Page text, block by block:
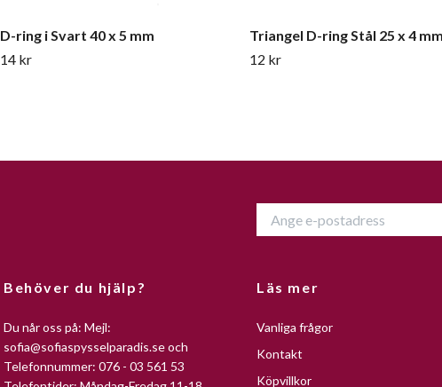
D-ring i Svart 40 x 5 mm
14 kr
Triangel D-ring Stål 25 x 4
12 kr
Behöver du hjälp?
Du når oss på: Mejl:
sofia@sofiaspysselparadis.seoch
Telefonnummer: 076 - 03 561 53
Läs mer
Vanliga frågor
Kontakt
Köpvillkor